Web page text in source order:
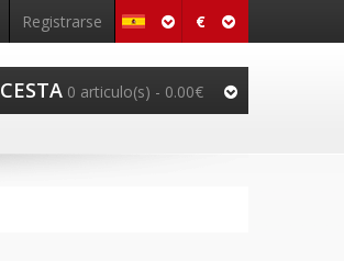
€
Registrarse
CESTA 0 articulo(s) - 0.00€